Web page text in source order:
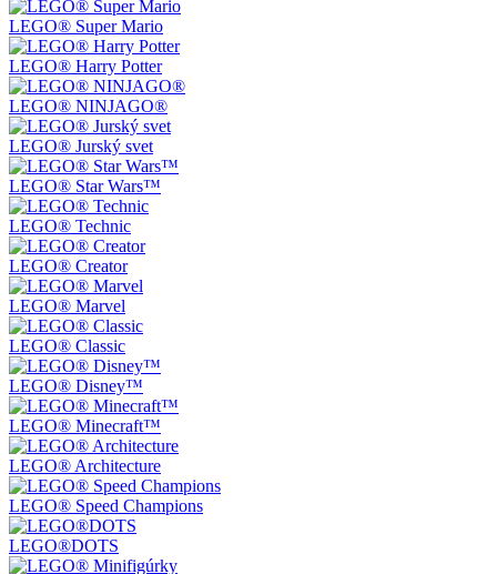
LEGO® Super Mario
LEGO® Harry Potter
LEGO® NINJAGO®
LEGO® Jurský svet
LEGO® Star Wars™
LEGO® Technic
LEGO® Creator
LEGO® Marvel
LEGO® Classic
LEGO® Disney™
LEGO® Minecraft™
LEGO® Architecture
LEGO® Speed Champions
LEGO®DOTS